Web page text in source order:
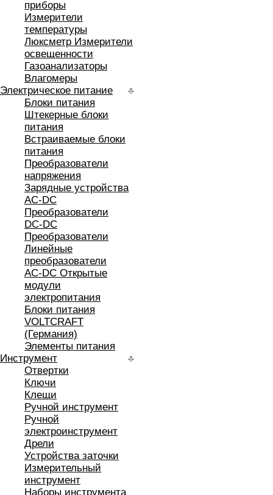
приборы
Измерители
температуры
Люксметр Измерители
освещенности
Газоанализаторы
Влагомеры
Электрическое питание
Блоки питания
Штекерные блоки
питания
Встраиваемые блоки
питания
Преобразователи
напряжения
Зарядные устройства
AC-DC
Преобразователи
DC-DC
Преобразователи
Линейные
преобразователи
AC-DC Открытые
модули
электропитания
Блоки питания
VOLTCRAFT
(Германия)
Элементы питания
Инструмент
Отвертки
Ключи
Клещи
Ручной инструмент
Ручной
электроинструмент
Дрели
Устройства заточки
Измерительный
инструмент
Наборы инструмента